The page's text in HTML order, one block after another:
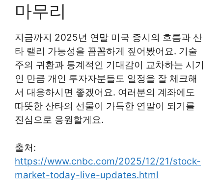
마무리
지금까지 2025년 연말 미국 증시의 흐름과 산
타 랠리 가능성을 꼼꼼하게 짚어봤어요. 기술
주의 귀환과 통계적인 기대감이 교차하는 시기
인 만큼 개인 투자자분들도 일정을 잘 체크해
서 대응하시면 좋겠어요. 여러분의 계좌에도
따뜻한 산타의 선물이 가득한 연말이 되기를
진심으로 응원할게요.
출처:
https://www.cnbc.com/2025/12/21/stock-
market-today-live-updates.html